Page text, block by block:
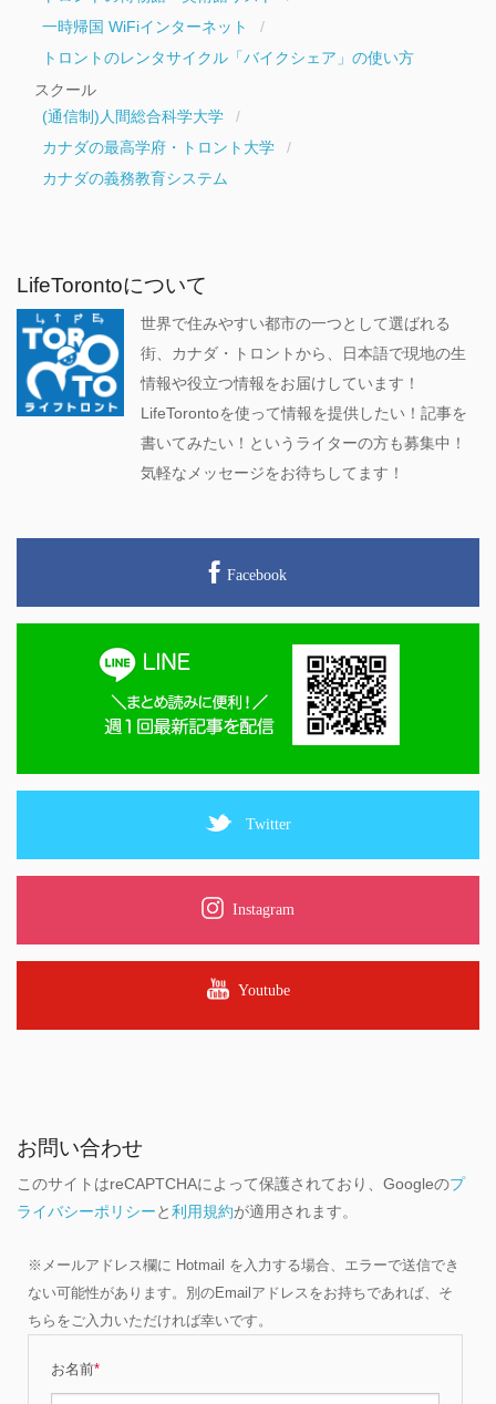
一時帰国 WiFiインターネット
トロントのレンタサイクル「バイクシェア」の使い方
スクール
(通信制)人間総合科学大学
カナダの最高学府・トロント大学
カナダの義務教育システム
LifeTorontoについて
世界で住みやすい都市の一つとして選ばれる
街、カナダ・トロントから、日本語で現地の生
情報や役立つ情報をお届けしています！
LifeTorontoを使って情報を提供したい！記事を
書いてみたい！というライターの方も募集中！
気軽なメッセージをお待ちしてます！
Facebook
Twitter
Instagram
Youtube
お問い合わせ
このサイトはreCAPTCHAによって保護されており、Googleのプ
ライバシーポリシーと利用規約が適用されます。
※メールアドレス欄に Hotmail を入力する場合、エラーで送信でき
ない可能性があります。別のEmailアドレスをお持ちであれば、そ
ちらをご入力いただければ幸いです。
お名前*